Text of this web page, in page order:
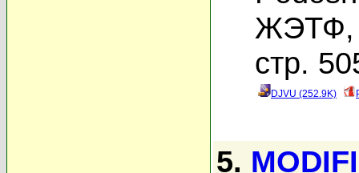
ЖЭТФ,
стр.
DJVU (252.9K)
5.